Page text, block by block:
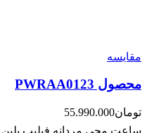
مقایسه
محصول PWRAA0123
تومان55.990.000